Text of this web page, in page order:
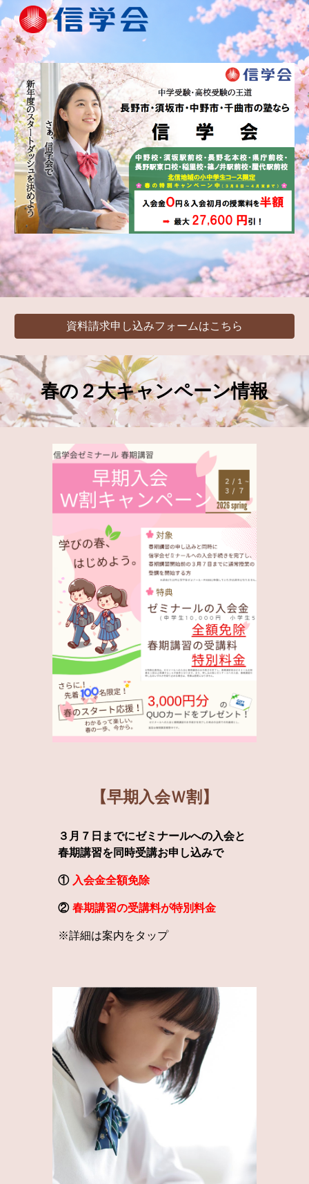
Skip to main content Skip to navigation
資料請求申し込みフォームはこちら
春の２大キャンペーン情報
【早期入会Ｗ割】
３ 月 ７ 日までにゼミナールへの入会と
春期講習を同時受講お申し込みで
① 入会金全額免除
②春期講習の受講料が特別料金
※詳細は案内をタップ